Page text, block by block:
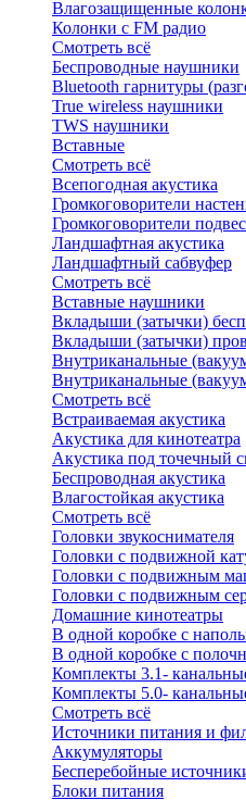
Влагозащищенные
Колонки с FM радио
Смотреть всё
Беспроводные наушники
Bluetоoth гарнитуры
True wireless наушники
TWS наушники
Вставные
Смотреть всё
Всепогодная акустика
Громкоговорители
Громкоговорители
Ландшафтная акустика
Ландшафтный сабвуфер
Смотреть всё
Вставные наушники
Вкладыши (затычки)
Вкладыши (затычки)
Внутриканальные
Внутриканальные
Смотреть всё
Встраиваемая акустика
Акустика для кинотеатра
Акустика под точечный
Беспроводная акустика
Влагостойкая акустика
Смотреть всё
Головки звукоснимателя
Головки с подвижной
Головки с подвижным
Головки с подвижным
Домашние кинотеатры
В одной коробке с
В одной коробке с
Комплекты 3.1-
Комплекты 5.0-
Смотреть всё
Источники питания и
Аккумуляторы
Бесперебойные
Блоки питания